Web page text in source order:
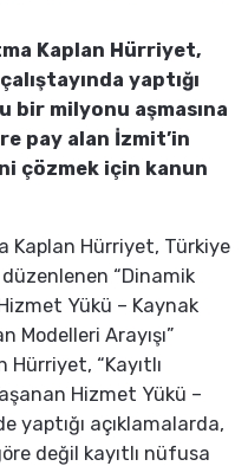
Kaplan Hürriyet,
yaptığı
bir milyonu aşmasına
pay alan İzmit’in
çözmek için kanun
Kaplan Hürriyet, Türkiye
“Dinamik
Yükü – Kaynak
Modelleri Arayışı”
Hürriyet, “Kayıtlı
Hizmet Yükü –
yaptığı açıklamalarda,
değil kayıtlı nüfusa